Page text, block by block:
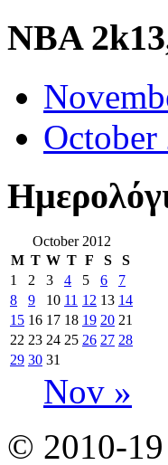
NBA
October
October 2012
M T W T F S
S
1
2 3 4 5 6
7
8
9 10 11 12 13 14
15 16 17 18 19 20 21
22 23 24 25 26 27 28
29 30 31
Nov »
© 2010-19